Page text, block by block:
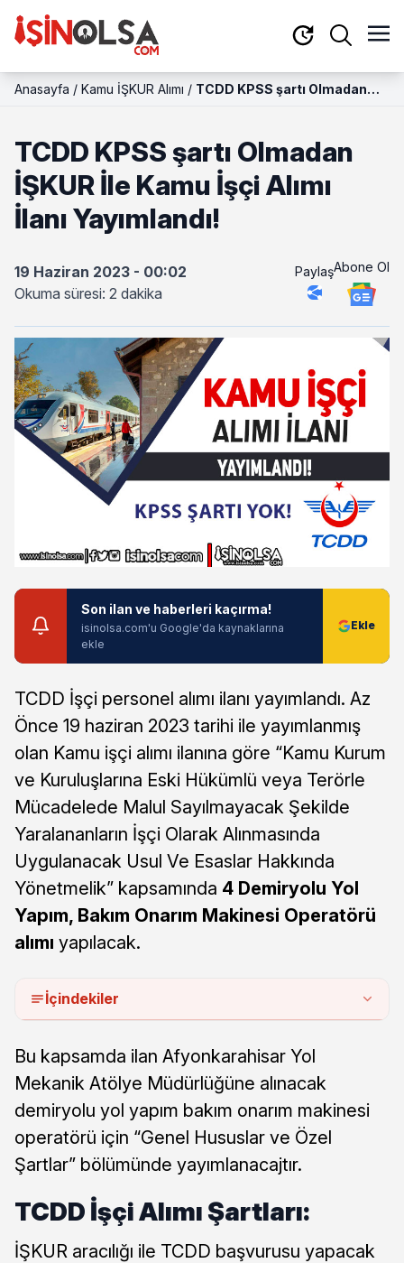
Anasayfa / Kamu İŞKUR Alımı / TCDD KPSS şartı Olmadan
TCDD KPSS şartı Olmadan
İŞKUR İle Kamu İşçi Alımı
İlanı Yayımlandı!
19 Haziran 2023 - 00:02
Okuma süresi: 2 dakika
PaylaşAbone Ol
Son ilan ve haberleri kaçırma!
isinolsa.com'u Google'da kaynaklarına
ekle
TCDD İşçi personel alımı ilanı yayımlandı. Az
Önce 19 haziran 2023 tarihi ile yayımlanmış
olan Kamu işçi alımı ilanına göre “Kamu Kurum
ve Kuruluşlarına Eski Hükümlü veya Terörle
Mücadelede Malul Sayılmayacak Şekilde
Yaralananların İşçi Olarak Alınmasında
Uygulanacak Usul Ve Esaslar Hakkında
Yönetmelik” kapsamında 4 Demiryolu Yol
Yapım, Bakım Onarım Makinesi Operatörü
alımı yapılacak.
İçindekiler
Bu kapsamda ilan Afyonkarahisar Yol
Mekanik Atölye Müdürlüğüne alınacak
demiryolu yol yapım bakım onarım makinesi
operatörü için “Genel Hususlar ve Özel
Şartlar” bölümünde yayımlanacajtır.
TCDD İşçi Alımı Şartları:
İŞKUR aracılığı ile TCDD başvurusu yapacak